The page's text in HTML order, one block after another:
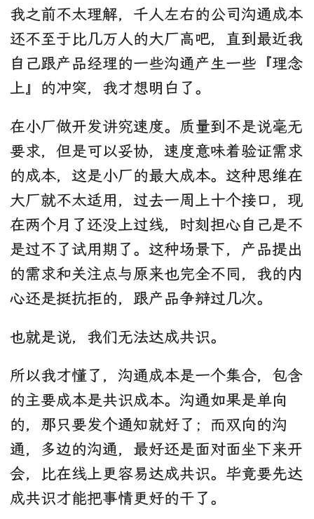
我之前不太理解，千人左右的公司沟通成本
还不至于比几万人的大厂高吧，直到最近我
自己跟产品经理的一些沟通产生一些『理念
上』的冲突，我才想明白了。
在小厂做开发讲究速度。质量到不是说毫无
要求，但是可以妥协，速度意味着验证需求
的成本，这是小厂的最大成本。这种思维在
大厂就不太适用，过去一周上十个接口，现
在两个月了还没上过线，时刻担心自己是不
是过不了试用期了。这种场景下，产品提出
的需求和关注点与原来也完全不同，我的内
心还是挺抗拒的，跟产品争辩过几次。
也就是说，我们无法达成共识。
所以我才懂了，沟通成本是一个集合，包含
的主要成本是共识成本。沟通如果是单向
的，那只要发个通知就好了；而双向的沟
通，多边的沟通，最好还是面对面坐下来开
会，比在线上更容易达成共识。毕竟要先达
成共识才能把事情更好的干了。